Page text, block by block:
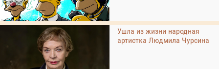
Ушла из жизни народная
артистка Людмила Чурсина